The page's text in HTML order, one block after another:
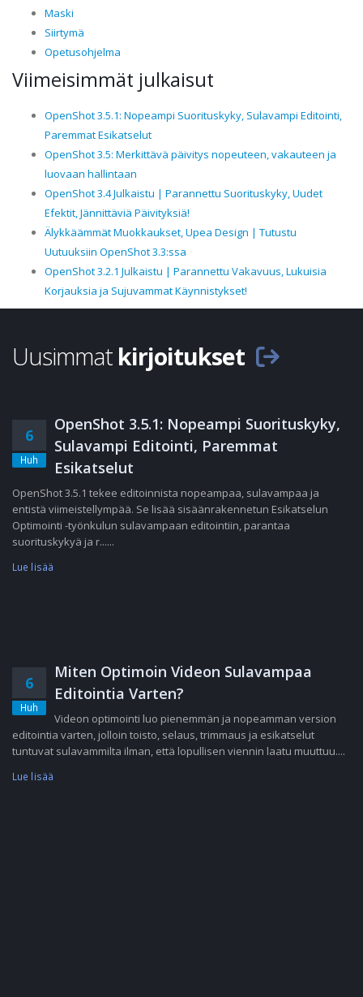
Maski
Siirtymä
Opetusohjelma
Viimeisimmät julkaisut
OpenShot 3.5.1: Nopeampi Suorituskyky, Sulavampi Editointi,
Paremmat Esikatselut
OpenShot 3.5: Merkittävä päivitys nopeuteen, vakauteen ja
luovaan hallintaan
OpenShot 3.4 Julkaistu | Parannettu Suorituskyky, Uudet
Efektit, Jännittäviä Päivityksiä!
Älykkäämmät Muokkaukset, Upea Design | Tutustu
Uutuuksiin OpenShot 3.3:ssa
OpenShot 3.2.1 Julkaistu | Parannettu Vakavuus, Lukuisia
Korjauksia ja Sujuvammat Käynnistykset!
Uusimmat kirjoitukset
6
Huh
OpenShot 3.5.1: Nopeampi Suorituskyky,
Sulavampi Editointi, Paremmat
Esikatselut
OpenShot 3.5.1 tekee editoinnista nopeampaa, sulavampaa ja
entistä viimeistellympää. Se lisää sisäänrakennetun Esikatselun
Optimointi -työnkulun sulavampaan editointiin, parantaa
suorituskykyä ja r......
Lue lisää
6
Huh
Miten Optimoin Videon Sulavampaa
Editointia Varten?
Videon optimointi luo pienemmän ja nopeamman version
editointia varten, jolloin toisto, selaus, trimmaus ja esikatselut
tuntuvat sulavammilta ilman, että lopullisen viennin laatu muuttuu....
Lue lisää